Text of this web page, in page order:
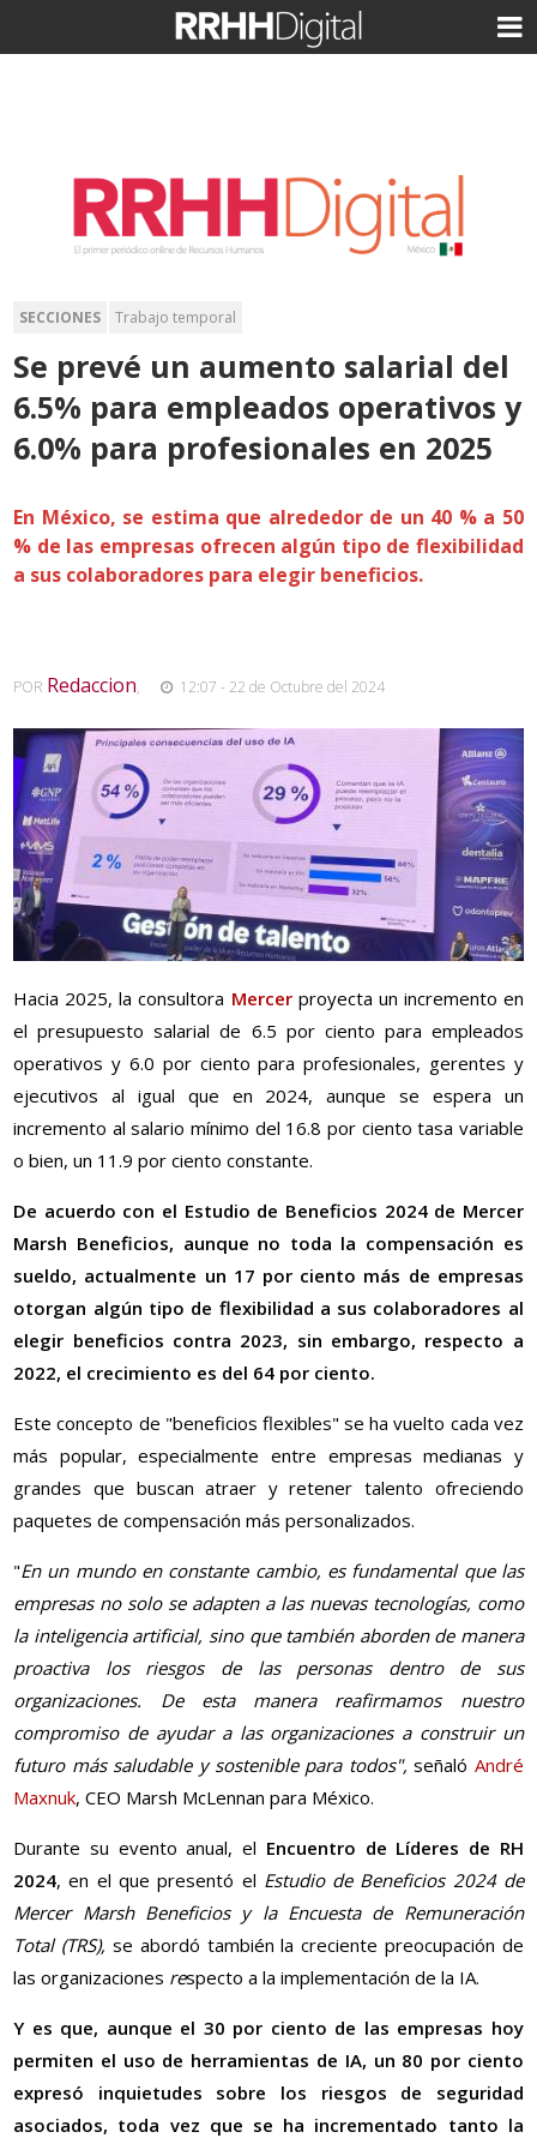
SECCIONES Trabajo temporal
Se prevé un aumento salarial del
6.5% para empleados operativos y
6.0% para profesionales en 2025
En México, se estima que alrededor de un 40 % a 50
% de las empresas ofrecen algún tipo de flexibilidad
a sus colaboradores para elegir beneficios.
POR Redaccion, 12:07 - 22 de Octubre del 2024
Hacia 2025, la consultora Mercerproyecta un incremento en
el presupuesto salarial de 6.5 por ciento para empleados
operativos y 6.0 por ciento para profesionales, gerentes y
ejecutivos al igual que en 2024, aunque se espera un
incremento al salario mínimo del 16.8 por ciento tasa variable
o bien, un 11.9 por ciento constante.
De acuerdo con el Estudio de Beneficios 2024 de Mercer
Marsh Beneficios, aunque no toda la compensación es
sueldo, actualmente un 17 por ciento más de empresas
otorgan algún tipo de flexibilidad a sus colaboradores al
elegir beneficios contra 2023, sin embargo, respecto a
2022, el crecimiento es del 64 por ciento.
Este concepto de "beneficios flexibles" se ha vuelto cada vez
más popular, especialmente entre empresas medianas y
grandes que buscan atraer y retener talento ofreciendo
paquetes de compensación más personalizados.
"En un mundo en constante cambio, es fundamental que las
empresas no solo se adapten a las nuevas tecnologías, como
la inteligencia artificial, sino que también aborden de manera
proactiva los riesgos de las personas dentro de sus
organizaciones. De esta manera reafirmamos nuestro
compromiso de ayudar a las organizaciones a construir un
futuro más saludable y sostenible para todos",señaló André
Maxnuk, CEO Marsh McLennan para México.
Durante su evento anual, el Encuentro de Líderes de RH
2024, en el que presentó el Estudio de Beneficios 2024 de
Mercer Marsh Beneficios y la Encuesta de Remuneración
Total (TRS), se abordó también la creciente preocupación de
las organizaciones respecto a la implementación de la IA.
Y es que, aunque el 30 por ciento de las empresas hoy
permiten el uso de herramientas de IA, un 80 por ciento
expresó inquietudes sobre los riesgos de seguridad
asociados, toda vez que se ha incrementado tanto la